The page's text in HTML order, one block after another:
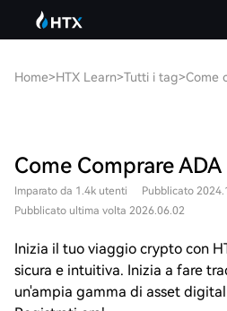
Home>HTX Learn>Tutti i tag>Come
Come Comprare ADA
Imparato da 1.4k utenti
Pubblicato
Pubblicato ultima volta 2026.06.02
Inizia il tuo viaggio crypto con
sicura e intuitiva. Inizia a fare
un'ampia gamma di asset